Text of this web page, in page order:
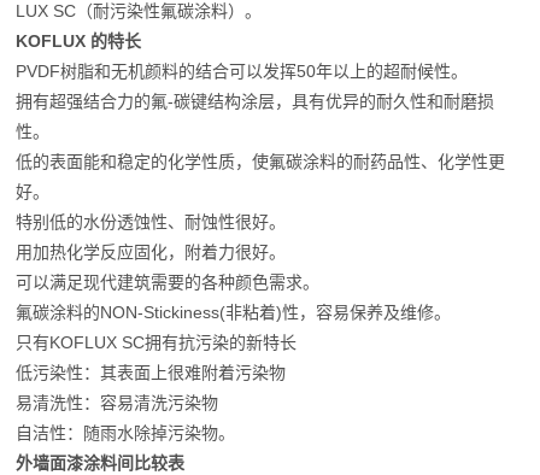
LUX SC （耐污染性氟碳涂料）。
KOFLUX 的特长
PVDF树脂和无机颜料的结合可以发挥50年以上的超耐候性。
拥有超强结合力的氟-碳键结构涂层，具有优异的耐久性和耐磨损
性。
低的表面能和稳定的化学性质，使氟碳涂料的耐药品性、化学性更
好。
特别低的水份透蚀性、耐蚀性很好。
用加热化学反应固化，附着力很好。
可以满足现代建筑需要的各种颜色需求。
氟碳涂料的NON-Stickiness(非粘着)性，容易保养及维修。
只有KOFLUX SC拥有抗污染的新特长
低污染性：其表面上很难附着污染物
易清洗性：容易清洗污染物
自洁性：随雨水除掉污染物。
外墙面漆涂料间比较表